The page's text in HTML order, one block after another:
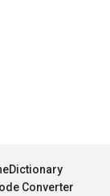
Dictionary
Converter